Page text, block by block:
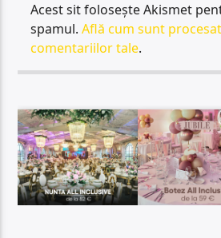
Acest sit folosește Akismet
spamul.Află cum sunt
comentariilor tale.